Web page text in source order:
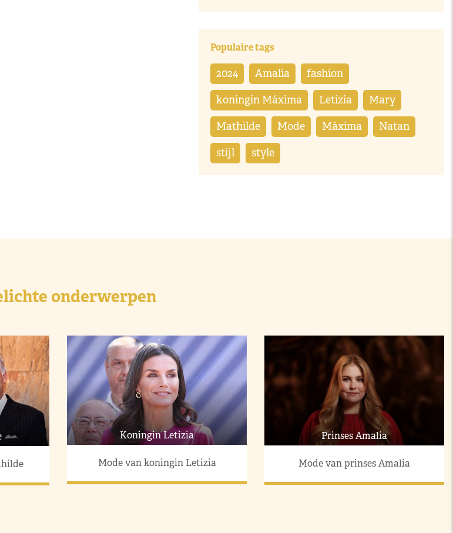
Populaire tags
2024 Amalia fashion
koningin Máxima Letizia Mary
Mathilde Mode Máxima Natan
stijl style
onderwerpen
Koningin Letizia
Mode van koningin Letizia
Prinses Amalia
Mode van prinses Amalia